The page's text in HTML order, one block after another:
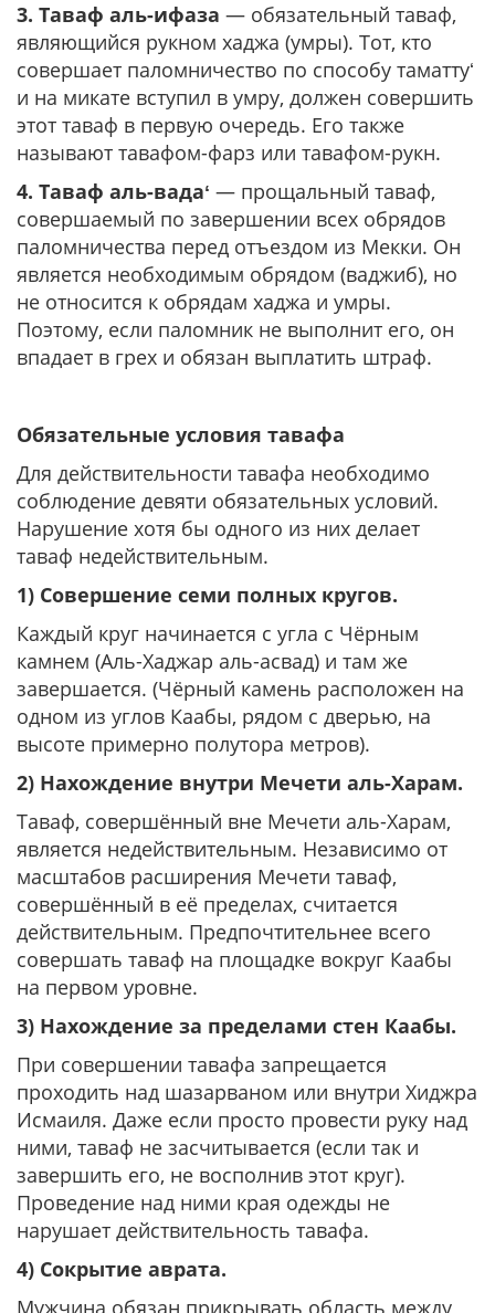
3. Таваф аль-ифаза — обязательный таваф,
являющийся рукном хаджа (умры). Тот, кто
совершает паломничество по способу таматтуʻ
и на микате вступил в умру, должен совершить
этот таваф в первую очередь. Его также
называют тавафом-фарз или тавафом-рукн.
4. Таваф аль-вадаʻ — прощальный таваф,
совершаемый по завершении всех обрядов
паломничества перед отъездом из Мекки. Он
является необходимым обрядом (ваджиб), но
не относится к обрядам хаджа и умры.
Поэтому, если паломник не выполнит его, он
впадает в грех и обязан выплатить штраф.
Обязательные условия тавафа
Для действительности тавафа необходимо
соблюдение девяти обязательных условий.
Нарушение хотя бы одного из них делает
таваф недействительным.
1) Совершение семи полных кругов.
Каждый круг начинается с угла с Чёрным
камнем (Аль-Хаджар аль-асвад) и там же
завершается. (Чёрный камень расположен на
одном из углов Каабы, рядом с дверью, на
высоте примерно полутора метров).
2) Нахождение внутри Мечети аль-Харам.
Таваф, совершённый вне Мечети аль-Харам,
является недействительным. Независимо от
масштабов расширения Мечети таваф,
совершённый в её пределах, считается
действительным. Предпочтительнее всего
совершать таваф на площадке вокруг Каабы
на первом уровне.
3) Нахождение за пределами стен Каабы.
При совершении тавафа запрещается
проходить над шазарваном или внутри Хиджра
Исмаиля. Даже если просто провести руку над
ними, таваф не засчитывается (если так и
завершить его, не восполнив этот круг).
Проведение над ними края одежды не
нарушает действительность тавафа.
4) Сокрытие аврата.
Мужчина обязан прикрывать область между